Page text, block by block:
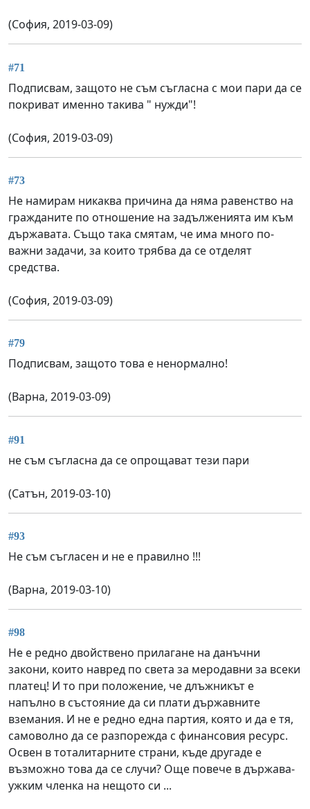
(София, 2019-03-09)
#71
Подписвам, защото не съм съгласна с мои пари да се
покриват именно такива " нужди"!
(София, 2019-03-09)
#73
Не намирам никаква причина да няма равенство на
гражданите по отношение на задълженията им към
държавата. Също така смятам, че има много по-
важни задачи, за които трябва да се отделят
средства.
(София, 2019-03-09)
#79
Подписвам, защото това е ненормално!
(Варна, 2019-03-09)
#91
не съм съгласна да се опрощават тези пари
(Сатън, 2019-03-10)
#93
Не съм съгласен и не е правилно !!!
(Варна, 2019-03-10)
#98
Не е редно двойствено прилагане на данъчни
закони, които навред по света за меродавни за всеки
платец! И то при положение, че длъжникът е
напълно в състояние да си плати държавните
вземания. И не е редно една партия, която и да е тя,
самоволно да се разпорежда с финансовия ресурс.
Освен в тоталитарните страни, къде другаде е
възможно това да се случи? Още повече в държава-
ужким членка на нещото си ...